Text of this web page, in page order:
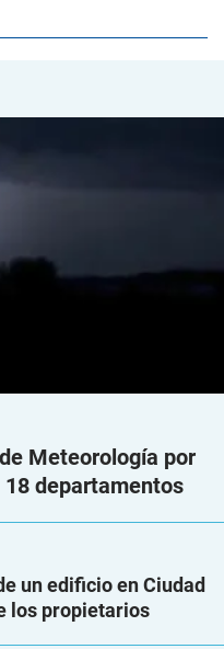
Meteorología por
departamentos
un edificio en Ciudad
los propietarios